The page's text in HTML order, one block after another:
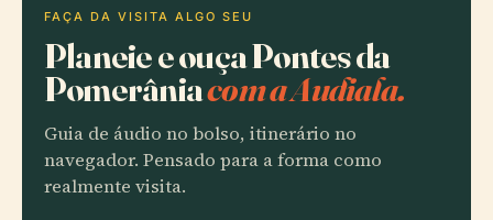
FAÇA DA VISITA ALGO SEU
Planeie e ouça Pontes da
Pomerâniacom a Audiala.
Guia de áudio no bolso, itinerário no
navegador. Pensado para a forma como
realmente visita.